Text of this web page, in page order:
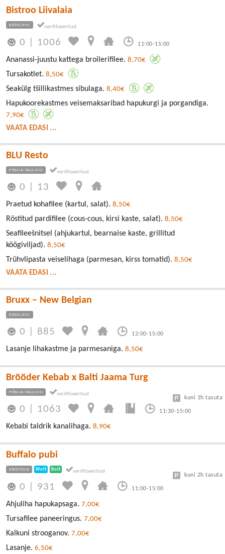
Bistroo Liivalaia
KESKLINN
0 1006 11:00-15:00
Ananassi-juustu kattega broilerifilee. 8,70€
Tursakotlet. 8,50€
Seakülg tšillikastmes sibulaga. 8,40€
Hapukoorekastmes veisemaksaribad hapukurgi ja porgandiga.
7,90€
VAATA EDASI ...
BLU Resto
PÕHJA-TALLINN
0 13
Praetud kohafilee (kartul, salat). 8,50€
Röstitud pardifilee (cous-cous, kirsi kaste, salat). 8,50€
Seafileešnitsel (ahjukartul, bearnaise kaste, grillitud
köögiviljad). 8,50€
Trühvlipasta veiselihaga (parmesan, kirss tomatid). 8,50€
VAATA EDASI ...
Bruxx – New Belgian
KESKLINN
0 885 12:00-15:00
Lasanje lihakastme ja parmesaniga. 8,50€
Brööder Kebab x Balti Jaama Turg
PÕHJA-TALLINN
0 1063 11:30-15:00
kuni 1h tasuta
Kebabi taldrik kanalihaga. 8,90€
Buffalo pubi
KRISTIINE Wolt Bolt
0 931 11:00-15:00
kuni 2h tasuta
Ahjuliha hapukapsaga. 7,00€
Tursafilee paneeringus. 7,00€
Kalkuni strooganov. 7,00€
Lasanje. 6,50€